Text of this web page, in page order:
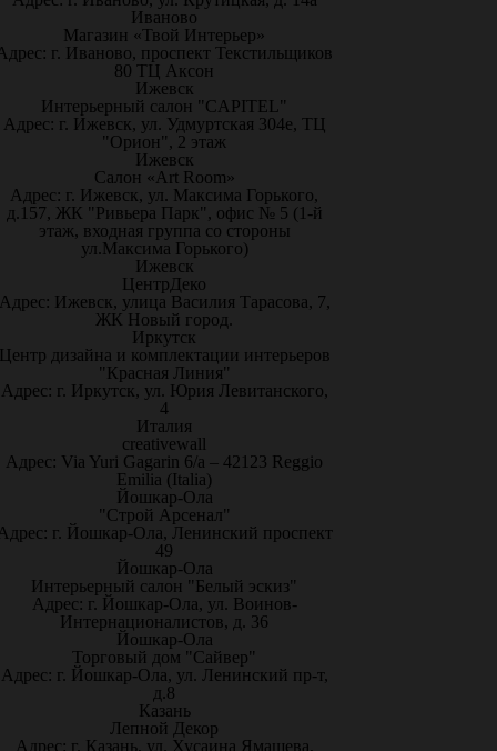
Иваново
Магазин «Твой Интерьер»
г. Иваново, проспект Текстильщиков
80 ТЦ Аксон
Ижевск
Интерьерный салон "CAPITEL"
Адрес: г. Ижевск, ул. Удмуртская 304е, ТЦ
"Орион", 2 этаж
Ижевск
Салон «Art Room»
Адрес: г. Ижевск, ул. Максима Горького,
д.157, ЖК "Ривьера Парк", офис № 5 (1-й
этаж, входная группа со стороны
ул.Максима Горького)
Ижевск
ЦентрДеко
Ижевск, улица Василия Тарасова, 7,
ЖК Новый город.
Иркутск
дизайна и комплектации интерьеров
"Красная Линия"
Адрес: г. Иркутск, ул. Юрия Левитанского,
4
Италия
creativewall
Адрес: Via Yuri Gagarin 6/a – 42123 Reggio
Emilia (Italia)
Йошкар-Ола
"Строй Арсенал"
г. Йошкар-Ола, Ленинский проспект
49
Йошкар-Ола
Интерьерный салон "Белый эскиз"
Адрес: г. Йошкар-Ола, ул. Воинов-
Интернационалистов, д. 36
Йошкар-Ола
Торговый дом "Сайвер"
Адрес: г. Йошкар-Ола, ул. Ленинский пр-т,
д.8
Казань
Лепной Декор
Адрес: г. Казань, ул. Хусаина Ямашева,